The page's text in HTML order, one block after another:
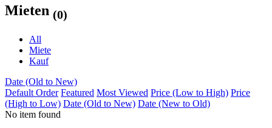
Mieten (0)
All
Miete
Kauf
Date (Old to New)
Default Order Featured Most Viewed Price (Low to High) Price
(High to Low) Date (Old to New) Date (New to Old)
No item found